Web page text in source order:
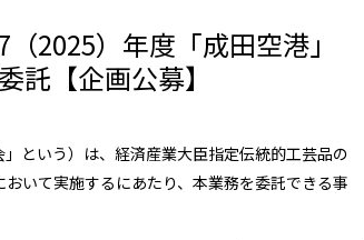
2025）年度「成田空港」
託【企画公募】
という）は、経済産業大臣指定伝統的工芸品の
いて実施するにあたり、本業務を委託できる事